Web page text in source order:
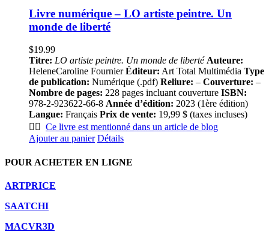
Livre numérique – LO artiste peintre. Un
monde de liberté
$19.99
Titre: LO artiste peintre. Un monde de liberté Auteure:
HeleneCaroline FournierÉditeur: Art Total Multimédia Type
de publication: Numérique (.pdf) Reliure: – Couverture: –
Nombre de pages: 228 pages incluant couverture ISBN:
978-2-923622-66-8 Année d’édition: 2023 (1ère édition)
Langue: Français Prix de vente: 19,99 $ (taxes incluses)
👍🏻 Ce livre est mentionné dans un article de blog
Ajouter au panier Détails
POUR ACHETER EN LIGNE
ARTPRICE
SAATCHI
MACVR3D